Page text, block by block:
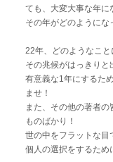
ても、大変大事な年に
その年がどのようにな
22年、どのようなこ
その兆候がはっきりと
有意義な1年にするた
ませ！
また、その他の著者
ものばかり！
世の中をフラットな目
個人の選択をするため